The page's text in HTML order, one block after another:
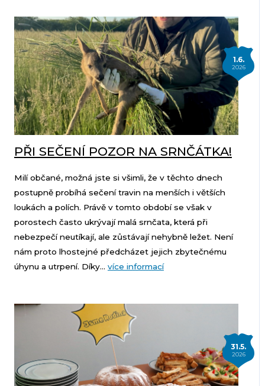
1.6.
2026
PŘI SEČENÍ POZOR NA SRNČÁTKA!
Milí občané, možná jste si všimli, že v těchto dnech
postupně probíhá sečení travin na menších i větších
loukách a polích. Právě v tomto období se však v
porostech často ukrývají malá srnčata, která při
nebezpečí neutíkají, ale zůstávají nehybně ležet. Není
nám proto lhostejné předcházet jejich zbytečnému
úhynu a utrpení. Díky... více informací
31.5.
2026